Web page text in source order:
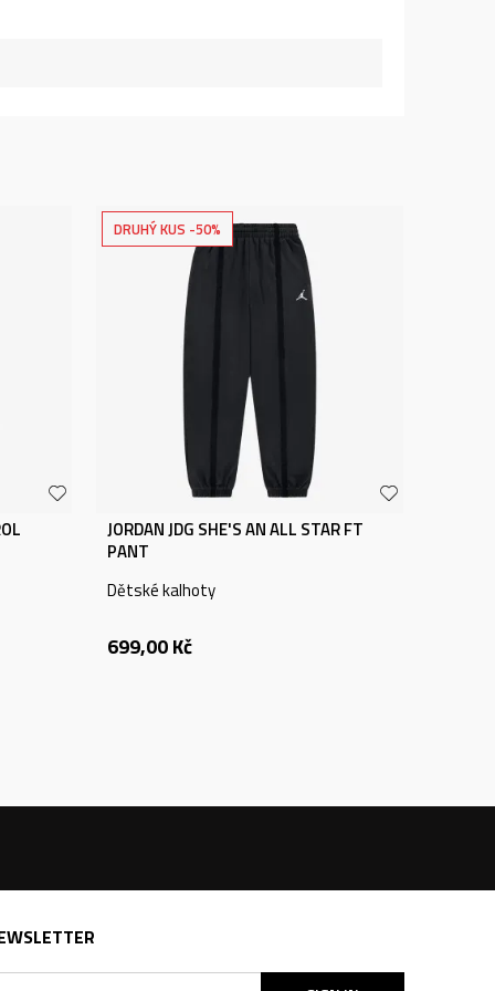
DRUHÝ KUS -50%
JORDAN JDG SHE'S AN ALL STAR FT
PANT
Dětské kalhoty
699,00Kč